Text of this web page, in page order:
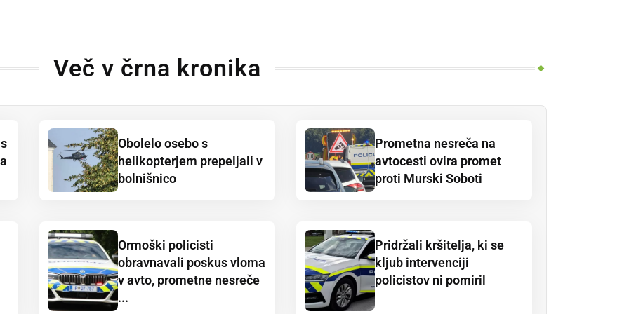
Več v črna kronika
Obolelo osebo s
helikopterjem prepeljali v
bolnišnico
Prometna nesreča na
avtocesti ovira promet
proti Murski Soboti
Ormoški policisti
obravnavali poskus vloma
v avto, prometne nesreče
...
Pridržali kršitelja, ki se
kljub intervenciji
policistov ni pomiril